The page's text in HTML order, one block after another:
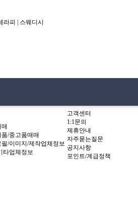
라피 스웨디시
/중고품매매
/이미지/제작업체정보
타업체정보
고객센터
1:1문의
제휴안내
자주묻는질문
공지사항
포인트/계급정책